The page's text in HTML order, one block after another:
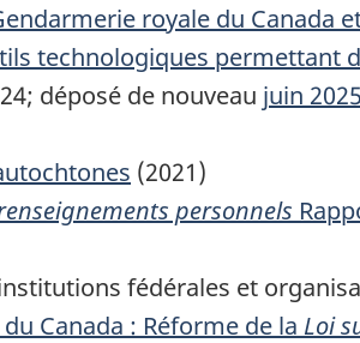
royale du Canada
technologiques permettant
; déposé de nouveau juin 2025
(2021)
personnels
fédérales et
Canada : Réforme de la Loi